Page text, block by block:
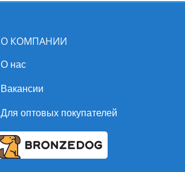
О КОМПАНИИ
О нас
Вакансии
Для оптовых покупателей